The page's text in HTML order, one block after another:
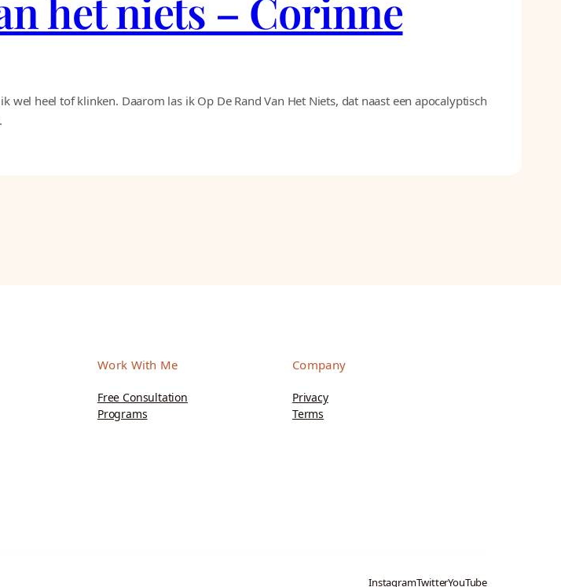
het niets – Corinne
heel tof klinken. Daarom las ik Op De Rand Van Het Niets, dat naast een apocalyptisch
Work With Me
Free Consultation
Programs
Company
Privacy
Terms
InstagramTwitterYouTube